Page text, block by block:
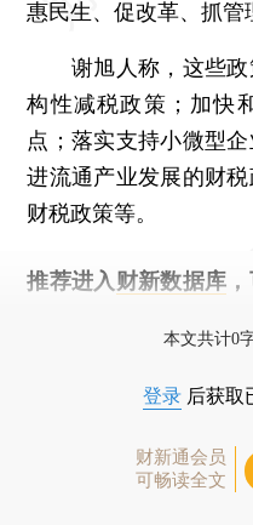
惠民生、促改革、抓管
谢旭人称，这些政
构性减税政策；加快
点；落实支持小微型
进流通产业发展的财
财税政策等。
推荐进入 财新数据库
本文共计0
登录 后获取
财新通会员
可畅读全文